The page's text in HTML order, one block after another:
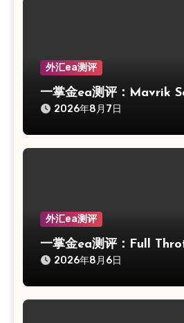
外汇ea测评
一掌金ea测评：Mavrik
2026年8月7日
外汇ea测评
一掌金ea测评：Full
2026年8月6日